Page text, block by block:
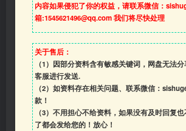
内容如果侵犯了你的权益，请联系微信：
箱:1545621496@qq.com 我们将尽快处理
关于售后：
（1）因部分资料含有敏感关键词，网盘无法
客服进行发送.
（2）如资料存在相关问题、联系微信：
款！
（3） 不用担心不给资料，如果没有及时回复
了都会发给您的！放心！